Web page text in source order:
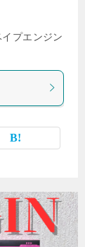
プエンジン